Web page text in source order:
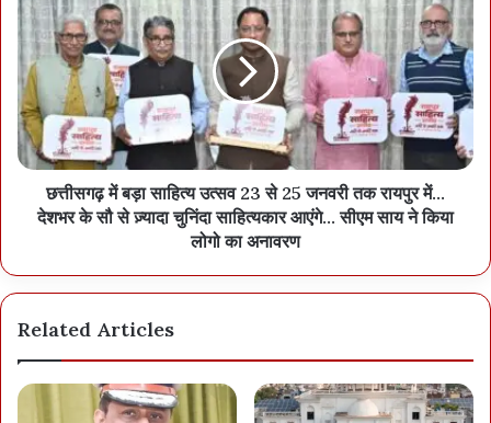
छत्तीसगढ़ में बड़ा साहित्य उत्सव 23 से 25 जनवरी तक रायपुर में…
देशभर के सौ से ज़्यादा चुनिंदा साहित्यकार आएंगे… सीएम साय ने किया
लोगो का अनावरण
Related Articles